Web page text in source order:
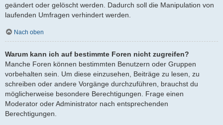
geändert oder gelöscht werden. Dadurch soll die Manipulation von
laufenden Umfragen verhindert werden.
Nach oben
Warum kann ich auf bestimmte Foren nicht zugreifen?
Manche Foren können bestimmten Benutzern oder Gruppen
vorbehalten sein. Um diese einzusehen, Beiträge zu lesen, zu
schreiben oder andere Vorgänge durchzuführen, brauchst du
möglicherweise besondere Berechtigungen. Frage einen
Moderator oder Administrator nach entsprechenden
Berechtigungen.